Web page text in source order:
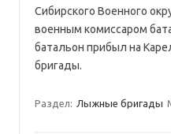
Сибирского Военного
военным комиссаром
батальон прибыл на
бригады.
Раздел: Лыжные бригады